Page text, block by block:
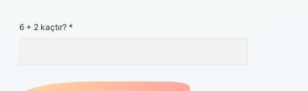
6 + 2 kaçtır? *